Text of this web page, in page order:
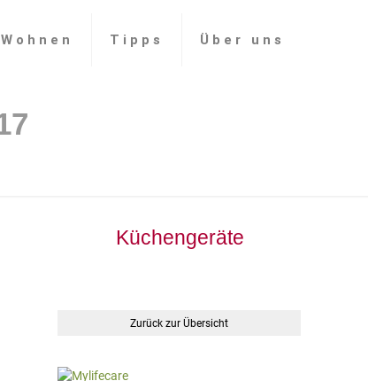
Wohnen Tipps Über uns
Küchengeräte
Zurück zur Übersicht